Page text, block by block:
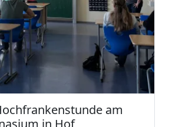
am
in Hof